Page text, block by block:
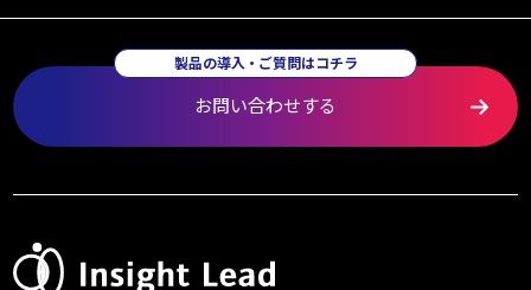
製品の導入・ご質問はコチラ
お問い合わせする